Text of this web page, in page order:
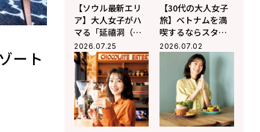
ート
【ソウル最新エリ
ア】大人女子がハ
マる「延禧洞（ヨ
ニドン）」のんび
り散歩＆隠れ家カ
フェ巡り
2026.07.25
【30代の大人女子
旅】ベトナムを満
喫するならスター
バックスへ！ 現地
在住の編集ライタ
ー相馬の海外生活
in ベトナム
2026.07.02